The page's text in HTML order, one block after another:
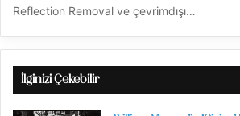
Reflection Removal ve çevrimdışı…
İlginizi Çekebilir